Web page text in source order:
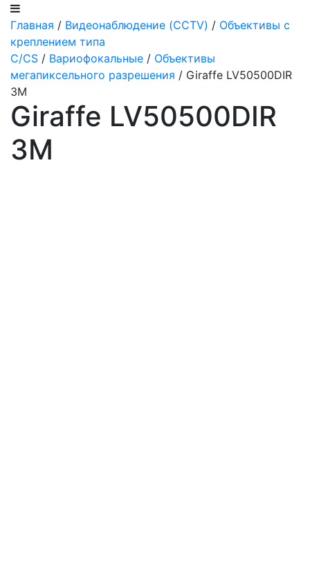
Главная / Видеонаблюдение (CCTV) / Объективы с
креплением типа
C/CS / Вариофокальные / Объективы
мегапиксельного разрешения / Giraffe LV50500DIR
3M
Giraffe LV50500DIR
3M